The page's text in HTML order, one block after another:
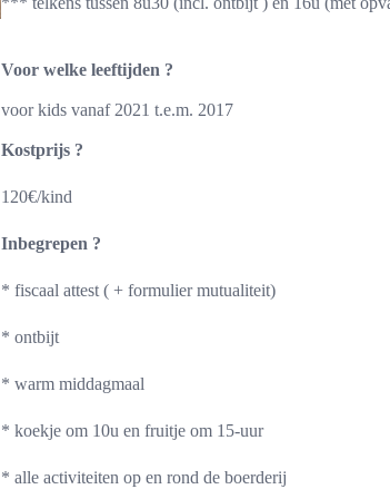
Voor welke leeftijden ?
voor kids vanaf 2021 t.e.m. 2017
Kostprijs ?
120€/kind
Inbegrepen ?
* fiscaal attest ( + formulier mutualiteit)
* ontbijt
* warm middagmaal
* koekje om 10u en fruitje om 15-uur
* alle activiteiten op en rond de boerderij